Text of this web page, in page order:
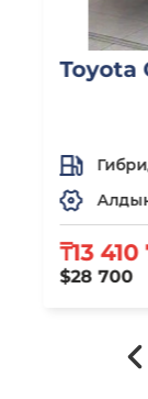
Toyota
₸13 410
$28 700